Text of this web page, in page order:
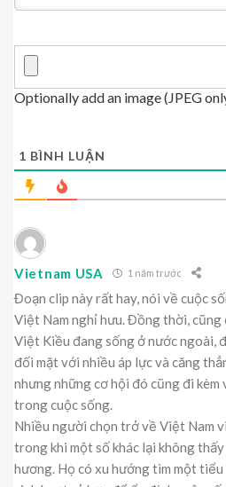
Optionally add an image (JPEG
1 BÌNH LUẬN
Vietnam USA 1 năm trước
Đoạn clip này rất hay, nói về cuộc
Việt Nam nghỉ hưu. Đồng thời, cũng
Việt Kiều đang sống ở nước ngoài,
đối mặt với nhiều áp lực và căng
nhưng những cơ hội đó cũng đi kèm
trong cuộc sống.
Nhiều người chọn trở về Việt Nam
trong khi một số khác lại không
hương. Họ có xu hướng tìm một